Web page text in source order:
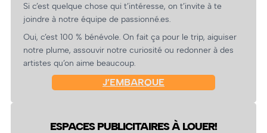
Si c’est quelque chose qui t’intéresse, on t’invite à te
joindre à notre équipe de passionné.es.
Oui, c’est 100 % bénévole. On fait ça pour le trip, aiguiser
notre plume, assouvir notre curiosité ou redonner à des
artistes qu’on aime beaucoup.
J’EMBARQUE
ESPACES PUBLICITAIRES À LOUER!